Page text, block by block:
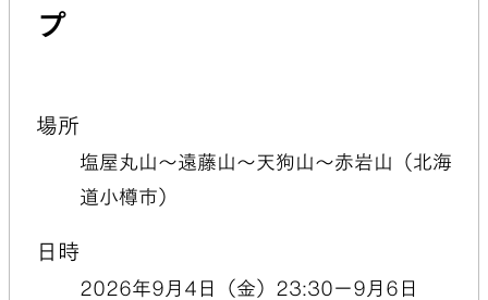
プ
場所
塩屋丸山～遠藤山～天狗山～赤岩山（北海
道小樽市）
日時
2026年9月4日（金）23:30ー9月6日